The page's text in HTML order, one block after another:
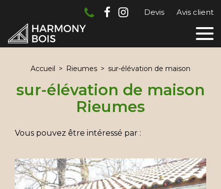
Devis Avis client
Accueil Rieumes sur-élévation de maison
sur-élévation de maison
Rieumes
Vous pouvez être intéressé par :